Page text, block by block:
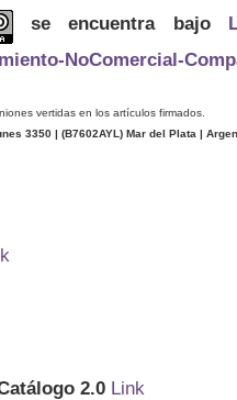
se encuentra bajo
NoComercial-
vertidas en los artículos firmados.
3350 | (B7602AYL ) Mar del Plata |
2.0 Link